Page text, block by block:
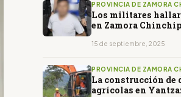
PROVINCIA DE ZAMORA
Los militares
en Zamora
15 de septiembre, 2025
PROVINCIA DE ZAMORA
La construcción de
agrícolas en